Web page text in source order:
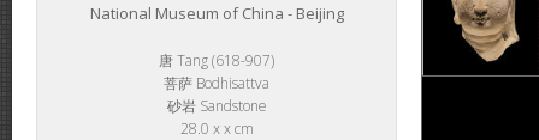
National Museum of China - Beijing
唐 Tang (618-907)
菩萨 Bodhisattva
砂岩 Sandstone
28.0 x x cm